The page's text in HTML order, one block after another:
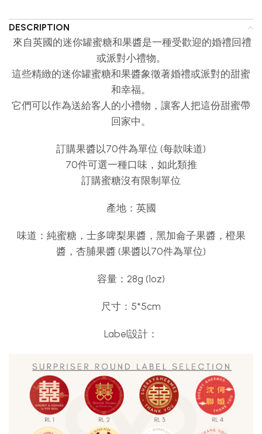
DESCRIPTION
來自英國的迷你罐蜜糖和果醬是一種受歡迎的婚禮回禮
或派對小禮物。
這些精緻的迷你罐蜜糖和果醬象徵著婚禮或派對的甜蜜
和幸福。
它們可以作為送給客人的小禮物，讓客人把這份甜蜜帶
回家中。
訂購果醬以70件為單位 (每款味道)
70件可選一種口味，如此類推
訂購蜜糖沒有限制單位
產地：英國
味道：純蜜糖，士多啤梨果醬，黑加侖子果醬，橙果
醬，杏脯果醬 (果醬以70件為單位)
容量：28g (1oz)
尺寸：5*5cm
Label設計：